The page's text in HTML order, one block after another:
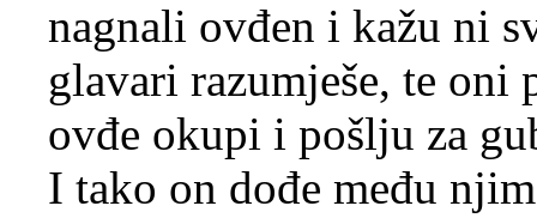
nagnali ovđen i kažu ni
glavari razumješe, te oni
ovđe okupi i pošlju za
I tako on dođe među